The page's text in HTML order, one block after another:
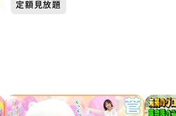
定額見放題